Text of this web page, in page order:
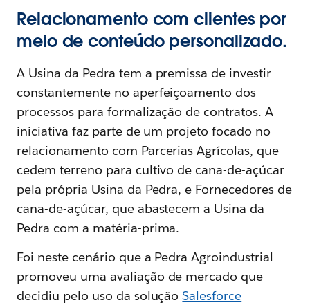
Relacionamento com clientes por
meio de conteúdo personalizado.
A Usina da Pedra tem a premissa de investir
constantemente no aperfeiçoamento dos
processos para formalização de contratos. A
iniciativa faz parte de um projeto focado no
relacionamento com Parcerias Agrícolas, que
cedem terreno para cultivo de cana-de-açúcar
pela própria Usina da Pedra, e Fornecedores de
cana-de-açúcar, que abastecem a Usina da
Pedra com a matéria-prima.
Foi neste cenário que a Pedra Agroindustrial
promoveu uma avaliação de mercado que
decidiu pelo uso da soluçãoSalesforce